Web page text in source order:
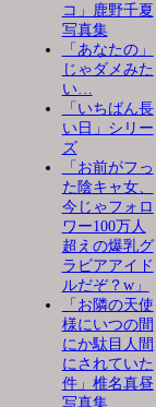
コ」鹿野千夏
写真集
「あなたの」
じゃダメみた
い…
「いちばん長
い日」シリー
ズ
「お前がフっ
た陰キャ女、
今じゃフォロ
ワー100万人
超えの爆乳グ
ラビアアイド
ルだぞ？w」
「お隣の天使
様にいつの間
にか駄目人間
にされていた
件」椎名真昼
写真集